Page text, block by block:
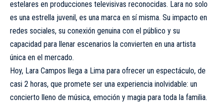
estelares en producciones televisivas reconocidas. Lara no solo
es una estrella juvenil, es una marca en sí misma. Su impacto en
redes sociales, su conexión genuina con el público y su
capacidad para llenar escenarios la convierten en una artista
única en el mercado.
Hoy, Lara Campos llega a Lima para ofrecer un espectáculo, de
casi 2 horas, que promete ser una experiencia inolvidable: un
concierto lleno de música, emoción y magia para toda la familia.